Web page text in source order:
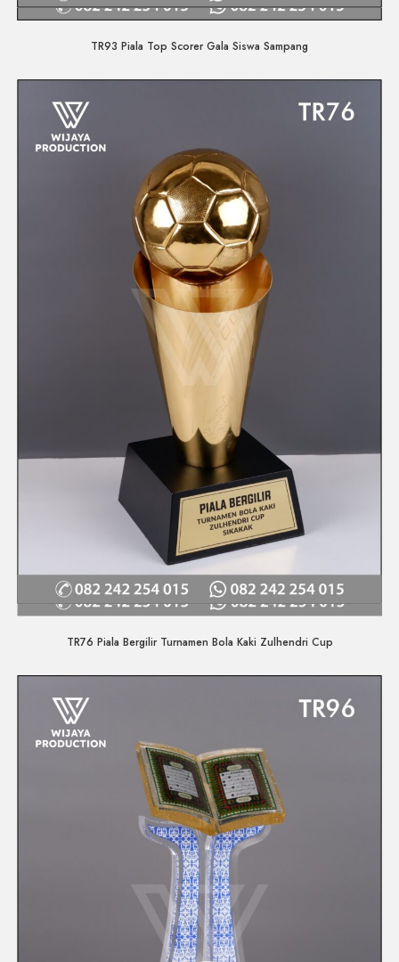
Quick View
TR93 Piala Top Scorer Gala Siswa Sampang
Quick View
TR76 Piala Bergilir Turnamen Bola Kaki Zulhendri Cup